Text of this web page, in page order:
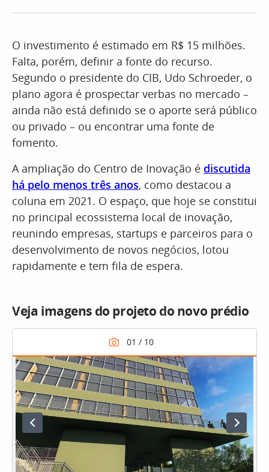
O investimento é estimado em R$ 15 milhões.
Falta, porém, definir a fonte do recurso.
Segundo o presidente do CIB, Udo Schroeder, o
plano agora é prospectar verbas no mercado –
ainda não está definido se o aporte será público
ou privado – ou encontrar uma fonte de
fomento.
A ampliação do Centro de Inovação é discutida
há pelo menos três anos, como destacou a
coluna em 2021. O espaço, que hoje se constitui
no principal ecossistema local de inovação,
reunindo empresas, startups e parceiros para o
desenvolvimento de novos negócios, lotou
rapidamente e tem fila de espera.
Veja imagens do projeto do novo prédio